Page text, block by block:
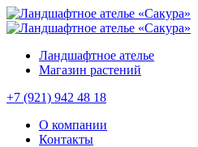
Ландшафтное ателье
Магазин растений
+7 (921) 942 48 18
О компании
Контакты